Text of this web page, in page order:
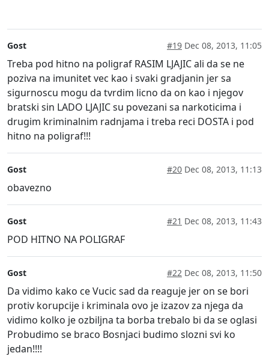
Gost #19 Dec 08, 2013, 11:05
Treba pod hitno na poligraf RASIM LJAJIC ali da se ne
poziva na imunitet vec kao i svaki gradjanin jer sa
sigurnoscu mogu da tvrdim licno da on kao i njegov
bratski sin LADO LJAJIC su povezani sa narkoticima i
drugim kriminalnim radnjama i treba reci DOSTA i pod
hitno na poligraf!!!
Gost #20 Dec 08, 2013, 11:13
obavezno
Gost #21 Dec 08, 2013, 11:43
POD HITNO NA POLIGRAF
Gost #22 Dec 08, 2013, 11:50
Da vidimo kako ce Vucic sad da reaguje jer on se bori
protiv korupcije i kriminala ovo je izazov za njega da
vidimo kolko je ozbiljna ta borba trebalo bi da se oglasi
Probudimo se braco Bosnjaci budimo slozni svi ko
jedan!!!!